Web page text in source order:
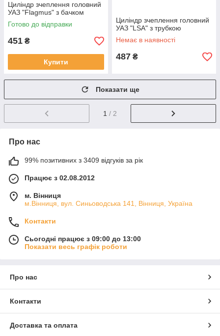
Циліндр зчеплення головний
УАЗ "Flagmus" з бачком
Готово до відправки
451 ₴
Купити
Циліндр зчеплення головний
УАЗ "LSA" з трубкою
Немає в наявності
487 ₴
Показати ще
1 / 2
Про нас
99% позитивних з 3409 відгуків за рік
Працює з 02.08.2012
м. Вінниця
м.Вінниця, вул. Синьоводська 141, Вінниця, Україна
Контакти
Сьогодні працює з 09:00 до 13:00
Показати весь графік роботи
Про нас
Контакти
Доставка та оплата